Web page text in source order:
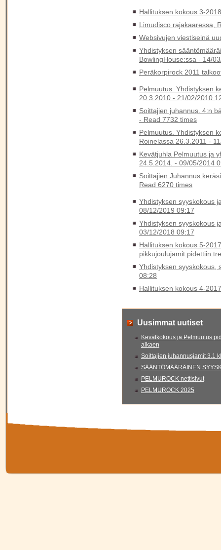
Hallituksen kokous 3-
Limudisco rajakaaressa,
Websivujen viestiseinä
Yhdistyksen
BowlingHouse:ssa - 14/
Peräkorpirock 2011
Pelmuutus. Yhdistyksen
20.3.2010 - 21/02/2010
Soittajien juhannus. 4:n
- Read 7732 times
Pelmuutus. Yhdistyksen
Roinelassa 26.3.2011 -
Kevätjuhla Pelmuutus ja
24.5.2014. - 09/05/2014
Soittajien Juhannus
Read 6270 times
Yhdistyksen syyskokous
08/12/2019 09:17
Yhdistyksen syyskokous
03/12/2018 09:17
Hallituksen kokous 5-
pikkujoulujamit pidettiin
Yhdistyksen syyskokous,
08:28
Hallituksen kokous 4-
Uusimmat uutiset
Kevätkokous ja Pelmuutus
alkaen
Soittajien juhannusjamit 3.1
SÄÄNTÖMÄÄRÄINEN
PELMUROCK nettisivut
PELMUROCK 2025